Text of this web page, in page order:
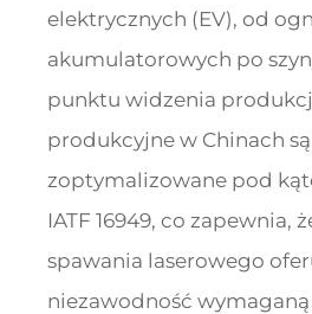
elektrycznych (EV), od
akumulatorowych po
punktu widzenia
produkcyjne w Chinach są
zoptymalizowane pod
IATF 16949, co zapewnia,
spawania laserowego
niezawodność